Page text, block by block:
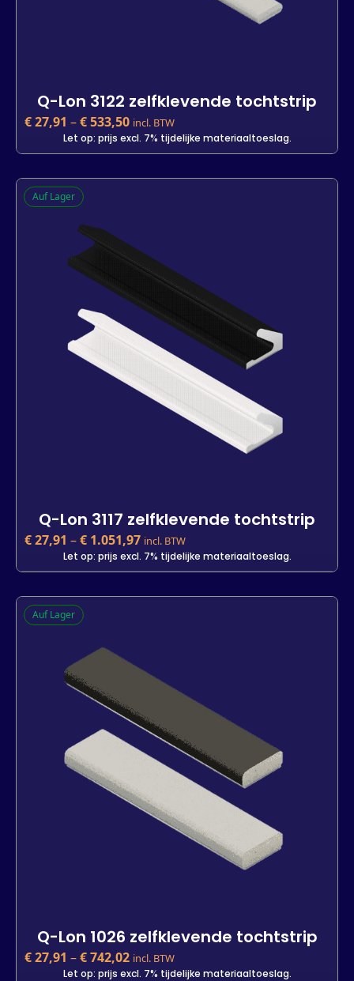
Q-Lon 3122 zelfklevende tochtstrip
€27,91 –€533,50 incl. BTW
Let op: prijs excl. 7% tijdelijke materiaaltoeslag.
Q-Lon 3122 zelfklevende tochtstrip
€27,91 incl. BTW
25 m 7 m
- +
In den Warenkorb
Auf Lager
Q-Lon 3117 zelfklevende tochtstrip
€27,91 –€ 1.051,97 incl. BTW
Let op: prijs excl. 7% tijdelijke materiaaltoeslag.
Q-Lon 3117 zelfklevende tochtstrip
€27,91 –€
25 m 800 m
-
In den Warenkorb
Auf Lager
Q-Lon 1026 zelfklevende tochtstrip
€27,91 –€742,02 incl. BTW
Let op: prijs excl. 7% tijdelijke materiaaltoeslag.